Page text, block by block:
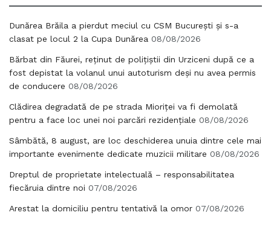
Dunărea Brăila a pierdut meciul cu CSM București și s-a
clasat pe locul 2 la Cupa Dunărea 08/08/2026
Bărbat din Făurei, reținut de polițiștii din Urziceni după ce a
fost depistat la volanul unui autoturism deși nu avea permis
de conducere 08/08/2026
Clădirea degradată de pe strada Mioriței va fi demolată
pentru a face loc unei noi parcări rezidențiale 08/08/2026
Sâmbătă, 8 august, are loc deschiderea unuia dintre cele mai
importante evenimente dedicate muzicii militare 08/08/2026
Dreptul de proprietate intelectuală – responsabilitatea
fiecăruia dintre noi 07/08/2026
Arestat la domiciliu pentru tentativă la omor 07/08/2026